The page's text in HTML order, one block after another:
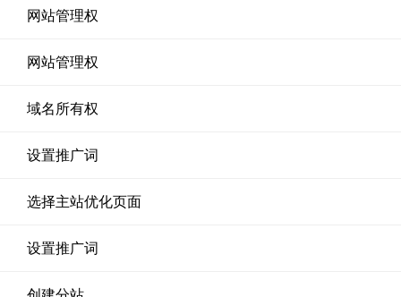
网站管理权
网站管理权
域名所有权
设置推广词
选择主站优化页面
设置推广词